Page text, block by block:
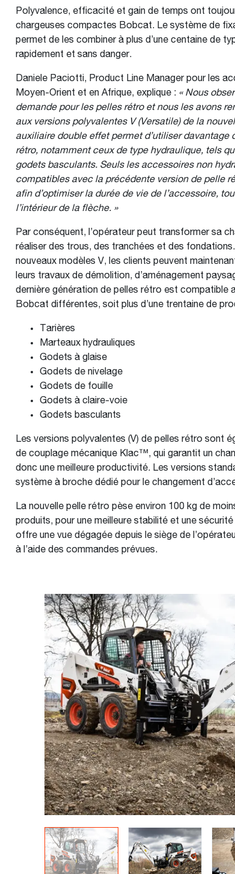
Polyvalence, efficacité et gain de temps ont
chargeuses compactes Bobcat. Le système de
permet de les combiner à plus d’une centaine de
rapidement et sans danger.
Daniele Paciotti, Product Line Manager pour les
Moyen-Orient et en Afrique, explique : « Nous
demande pour les pelles rétro et nous les avons
aux versions polyvalentes V (Versatile) de la
auxiliaire double effet permet d’utiliser davantage
rétro, notamment ceux de type hydraulique, tels
godets basculants. Seuls les accessoires non
compatibles avec la précédente version de pelle
afin d’optimiser la durée de vie de l’accessoire,
l’intérieur de la flèche. »
Par conséquent, l’opérateur peut transformer sa
réaliser des trous, des tranchées et des
nouveaux modèles V, les clients peuvent
leurs travaux de démolition, d’aménagement
dernière génération de pelles rétro est compatible
Bobcat différentes, soit plus d’une trentaine de
Tarières
Marteaux hydrauliques
Godets à glaise
Godets de nivelage
Godets de fouille
Godets à claire-voie
Godets basculants
Les versions polyvalentes (V) de pelles rétro sont
de couplage mécanique Klac™, qui garantit un
donc une meilleure productivité. Les versions
système à broche dédié pour le changement
La nouvelle pelle rétro pèse environ 100 kg de
produits, pour une meilleure stabilité et une
offre une vue dégagée depuis le siège de
à l’aide des commandes prévues.